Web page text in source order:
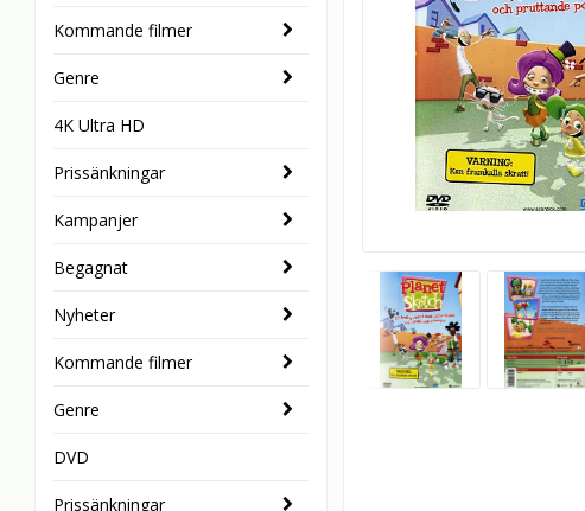
Kommande filmer
Genre
4K Ultra HD
Prissänkningar
Kampanjer
Begagnat
Nyheter
Kommande filmer
Genre
DVD
Prissänkningar